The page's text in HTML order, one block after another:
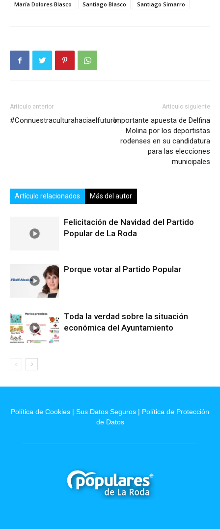
María Dolores Blasco
Santiago Blasco Santiago Simarro
Artículo anterior
#Connuestraculturahaciaelfuturo
Artículo siguiente
Importante apuesta de Delfina
Molina por los deportistas
rodenses en su candidatura
para las elecciones
municipales
Artículo relacionados Más del autor
Felicitación de Navidad del Partido
Popular de La Roda
Porque votar al Partido Popular
Toda la verdad sobre la situación
económica del Ayuntamiento
Política de Cookies | Sus Datos Seguros | Política de Protección
de Datos